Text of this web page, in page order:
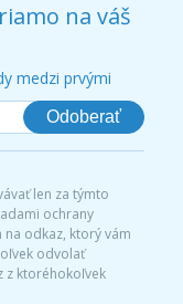
na váš
medzi prvými
Odoberať
len za týmto
ochrany
odkaz, ktorý vám
odvolať
z ktoréhokoľvek